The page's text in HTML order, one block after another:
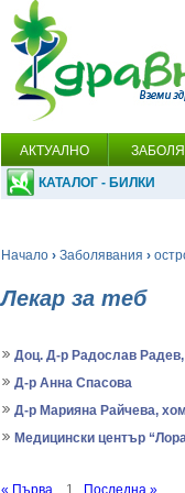
АКТУАЛНО
КАТАЛОГ - БИЛКИ
Начало › Заболявания ›
Лекар за теб
Доц. Д-р Радослав
Д-р Анна Спасова
Д-р Марияна Райчева,
Медицински център
« Първа 1 Последна »